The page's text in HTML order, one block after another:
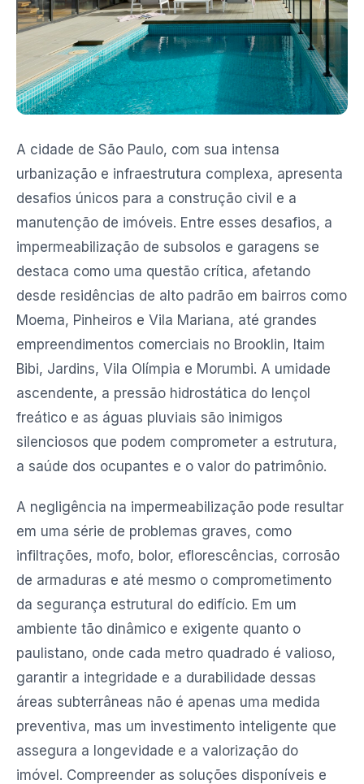
A cidade de São Paulo, com sua intensa
urbanização e infraestrutura complexa, apresenta
desafios únicos para a construção civil e a
manutenção de imóveis. Entre esses desafios, a
impermeabilização de subsolos e garagens se
destaca como uma questão crítica, afetando
desde residências de alto padrão em bairros como
Moema, Pinheiros e Vila Mariana, até grandes
empreendimentos comerciais no Brooklin, Itaim
Bibi, Jardins, Vila Olímpia e Morumbi. A umidade
ascendente, a pressão hidrostática do lençol
freático e as águas pluviais são inimigos
silenciosos que podem comprometer a estrutura,
a saúde dos ocupantes e o valor do patrimônio.
A negligência na impermeabilização pode resultar
em uma série de problemas graves, como
infiltrações, mofo, bolor, eflorescências, corrosão
de armaduras e até mesmo o comprometimento
da segurança estrutural do edifício. Em um
ambiente tão dinâmico e exigente quanto o
paulistano, onde cada metro quadrado é valioso,
garantir a integridade e a durabilidade dessas
áreas subterrâneas não é apenas uma medida
preventiva, mas um investimento inteligente que
assegura a longevidade e a valorização do
imóvel. Compreender as soluções disponíveis e